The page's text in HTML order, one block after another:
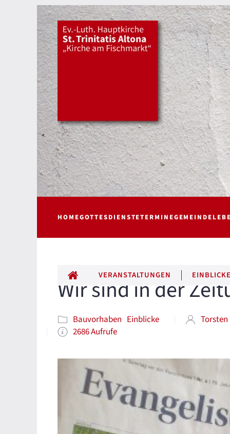
HOMEGOTTESDIENSTETERMINE
ALLE BEITRÄGE
VERANSTALTUNGEN
Wir sind in der
Bauvorhaben Einblicke
2686 Aufrufe